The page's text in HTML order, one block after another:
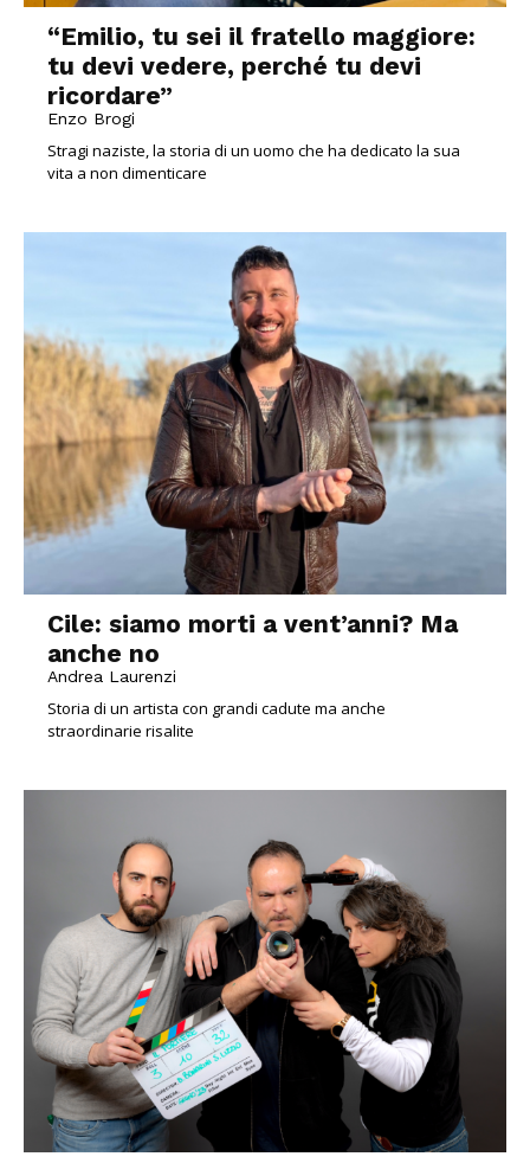
“Emilio, tu sei il fratello maggiore:
tu devi vedere, perché tu devi
ricordare”
Enzo Brogi
Stragi naziste, la storia di un uomo che ha dedicato la sua
vita a non dimenticare
Cile: siamo morti a vent’anni? Ma
anche no
Andrea Laurenzi
Storia di un artista con grandi cadute ma anche
straordinarie risalite